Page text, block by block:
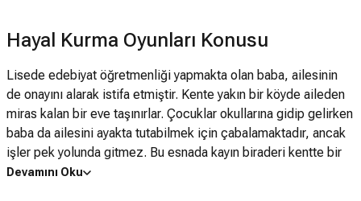
Hayal Kurma Oyunları Konusu
Lisede edebiyat öğretmenliği yapmakta olan baba, ailesinin
de onayını alarak istifa etmiştir. Kente yakın bir köyde aileden
miras kalan bir eve taşınırlar. Çocuklar okullarına gidip gelirken
baba da ailesini ayakta tutabilmek için çabalamaktadır, ancak
işler pek yolunda gitmez. Bu esnada kayın biraderi kentte bir
lokanta açmak için babaya borç verebileceğini söyler. Baba
Devamını Oku